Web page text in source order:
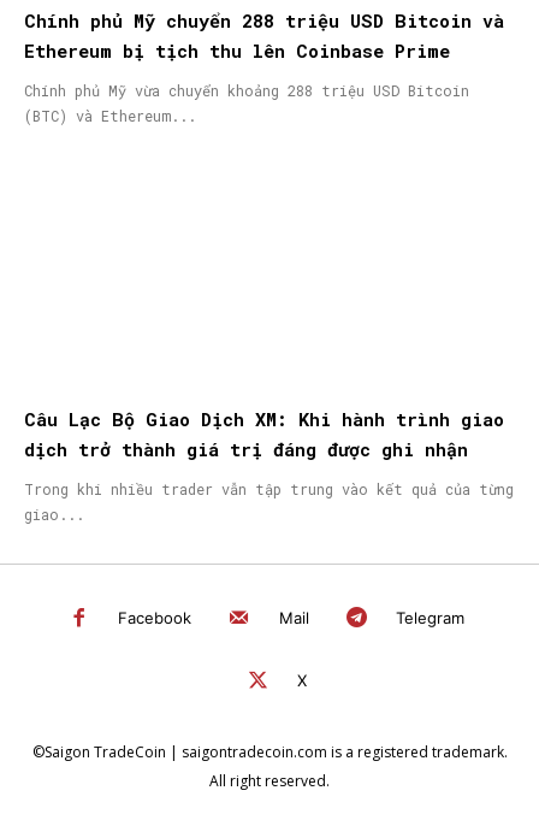
Chính phủ Mỹ chuyển 288 triệu USD Bitcoin và
Ethereum bị tịch thu lên Coinbase Prime
Chính phủ Mỹ vừa chuyển khoảng 288 triệu USD Bitcoin
(BTC) và Ethereum...
Câu Lạc Bộ Giao Dịch XM: Khi hành trình giao
dịch trở thành giá trị đáng được ghi nhận
Trong khi nhiều trader vẫn tập trung vào kết quả của từng
giao...
Facebook Mail Telegram
X
©Saigon TradeCoin | saigontradecoin.com is a registered trademark.
All right reserved.